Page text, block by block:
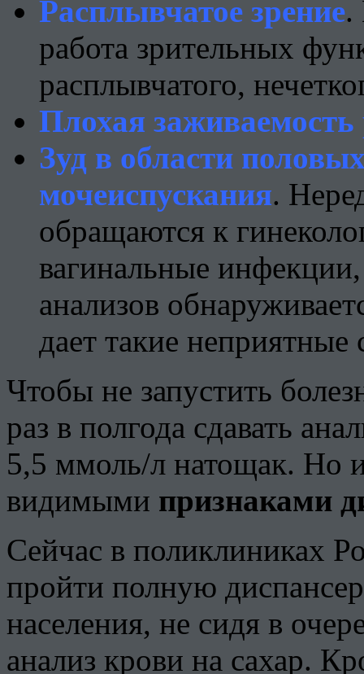
Расплывчатое зрение.
работа зрительных
расплывчатого,
Плохая заживаемость
Зуд в области
мочеиспускания.
обращаются к
вагинальные
анализов
дает такие
Чтобы не запустить
раз в полгода сдавать
5,5 ммоль/л натощак. Но
видимыми признаками
Сейчас в поликлиниках
пройти полную
населения, не сидя в
анализ крови на сахар.